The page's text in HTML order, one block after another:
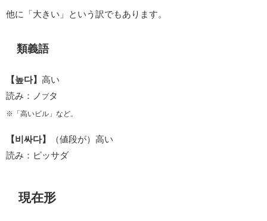
他に「大きい」という訳でもあります。
類義語
【높다】 高い
読み：ノ プタ
※「高いビル」など。
【비싸다】
（値段が）高い
読み：ピッサダ
現在形